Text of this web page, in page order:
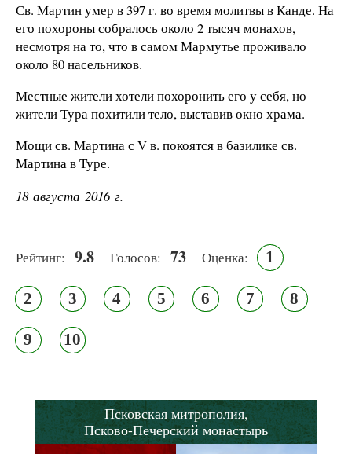
Св. Мартин умер в 397 г. во время молитвы в Канде. На
его похороны собралось около 2 тысяч монахов,
несмотря на то, что в самом Мармутье проживало
около 80 насельников.
Местные жители хотели похоронить его у себя, но
жители Тура похитили тело, выставив окно храма.
Мощи св. Мартина с V в. покоятся в базилике св.
Мартина в Туре.
18 августа 2016 г.
Рейтинг: 9.8 Голосов: 73 Оценка: 1
2 3 4 5 6 7 8
9 10
Псковская митрополия,
Псково-Печерский монастырь